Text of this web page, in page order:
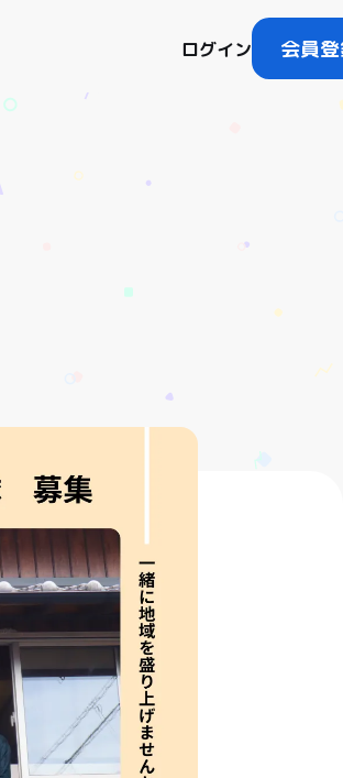
ログイン 会員